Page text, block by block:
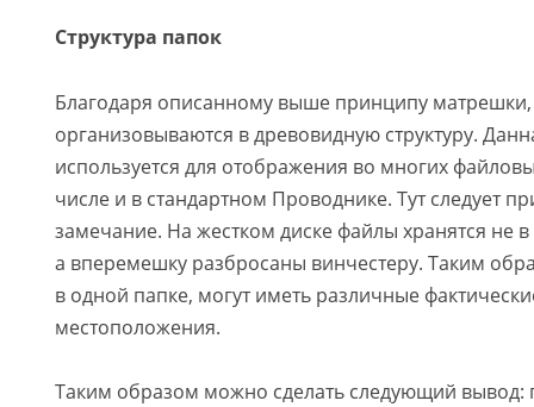
Структура папок
Благодаря описанному выше принципу
организовываются в древовидную структуру.
используется для отображения во многих
числе и в стандартном Проводнике. Тут следует
замечание. На жестком диске файлы хранятся не в
а вперемешку разбросаны винчестеру. Таким
в одной папке, могут иметь различные
местоположения.
Таким образом можно сделать следующий вывод: